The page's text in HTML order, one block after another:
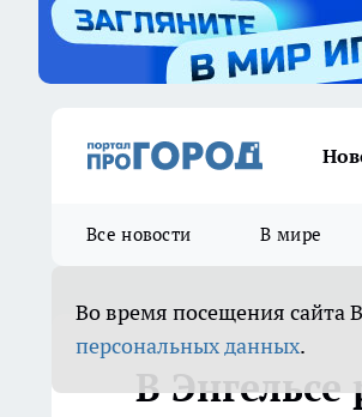
Все новости В мире
Во время посещения сайта
персональных данных.
В